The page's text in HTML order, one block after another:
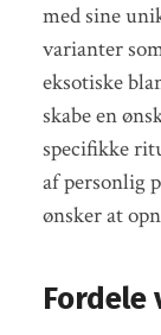
med sine
varianter
eksotiske
skabe en
specifikke
af personlig
ønsker at
Fordele